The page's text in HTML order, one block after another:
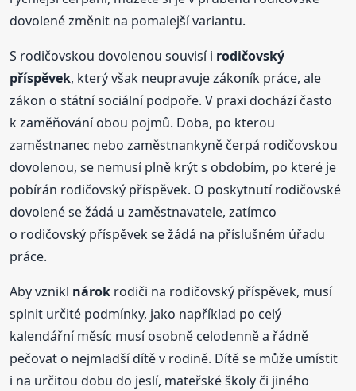
dovolené změnit na pomalejší variantu.
S rodičovskou dovolenou souvisí i rodičovský
příspěvek, který však neupravuje zákoník práce, ale
zákon o státní sociální podpoře. V praxi dochází často
k zaměňování obou pojmů. Doba, po kterou
zaměstnanec nebo zaměstnankyně čerpá rodičovskou
dovolenou, se nemusí plně krýt s obdobím, po které je
pobírán rodičovský příspěvek. O poskytnutí rodičovské
dovolené se žádá u zaměstnavatele, zatímco
o rodičovský příspěvek se žádá na příslušném úřadu
práce.
Aby vznikl nárok rodiči na rodičovský příspěvek, musí
splnit určité podmínky, jako například po celý
kalendářní měsíc musí osobně celodenně a řádně
pečovat o nejmladší dítě v rodině. Dítě se může umístit
i na určitou dobu do jeslí, mateřské školy či jiného